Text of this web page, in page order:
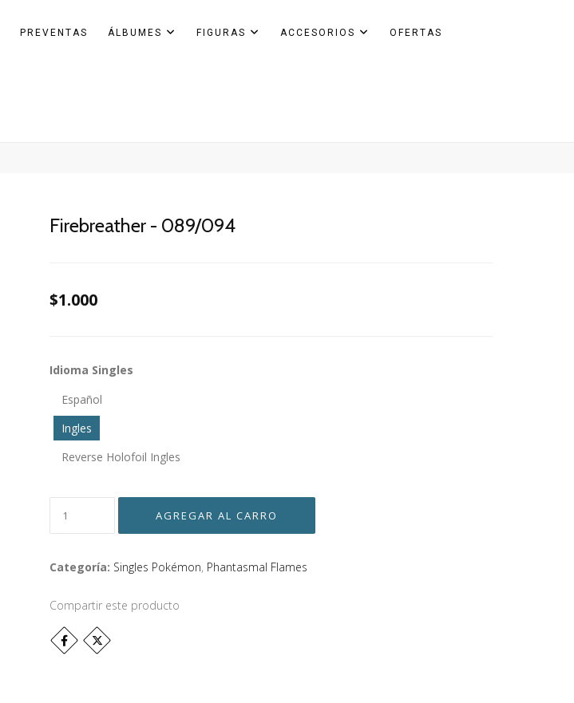
PREVENTAS ÁLBUMES FIGURAS ACCESORIOS OFERTAS
Firebreather - 089/094
$1.000
Idioma Singles
Español
Ingles
Reverse Holofoil Ingles
Categoría: Singles Pokémon, Phantasmal Flames
Compartir este producto